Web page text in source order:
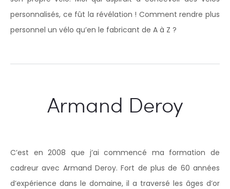
personnalisés, ce fût la révélation ! Comment rendre plus
personnel un vélo qu’en le fabricant de A à Z ?
Armand Deroy
C’est en 2008 que j’ai commencé ma formation de
cadreur avec Armand Deroy. Fort de plus de 60 années
d’expérience dans le domaine, il a traversé les âges d’or